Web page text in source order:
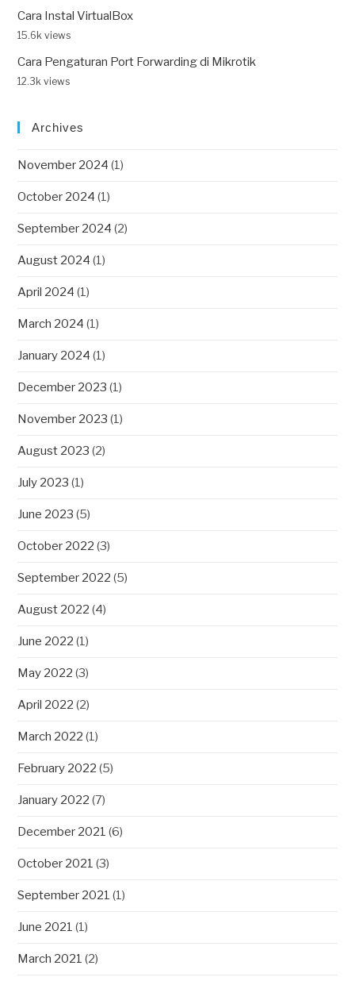
Cara Instal VirtualBox
15.6k views
Cara Pengaturan Port Forwarding di Mikrotik
12.3k views
Archives
November 2024 (1)
October 2024 (1)
September 2024 (2)
August 2024 (1)
April 2024 (1)
March 2024 (1)
January 2024 (1)
December 2023 (1)
November 2023 (1)
August 2023 (2)
July 2023 (1)
June 2023 (5)
October 2022 (3)
September 2022 (5)
August 2022 (4)
June 2022 (1)
May 2022 (3)
April 2022 (2)
March 2022 (1)
February 2022 (5)
January 2022 (7)
December 2021 (6)
October 2021 (3)
September 2021 (1)
June 2021 (1)
March 2021 (2)